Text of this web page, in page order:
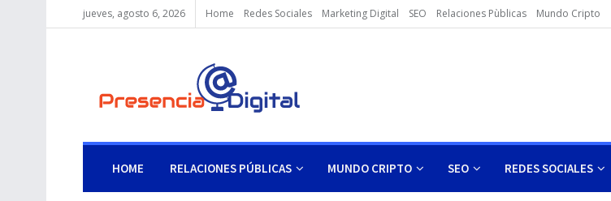
jueves, agosto 6, 2026 Home Redes Sociales Marketing Digital SEO Relaciones Pùblicas Mundo Cripto
HOME RELACIONES PÚBLICAS MUNDO CRIPTO SEO REDES SOCIALES